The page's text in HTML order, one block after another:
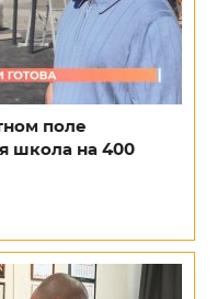
поле
школа на 400